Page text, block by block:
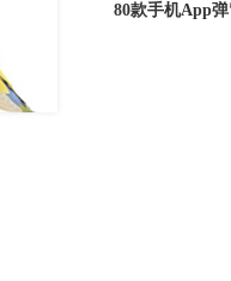
80款手机App